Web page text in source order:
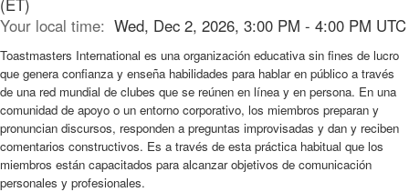
(ET)
Your local time: Wed, Dec 2, 2026, 3:00 PM - 4:00 PM UTC
Toastmasters International es una organización educativa sin fines de lucro
que genera confianza y enseña habilidades para hablar en público a través
de una red mundial de clubes que se reúnen en línea y en persona. En una
comunidad de apoyo o un entorno corporativo, los miembros preparan y
pronuncian discursos, responden a preguntas improvisadas y dan y reciben
comentarios constructivos. Es a través de esta práctica habitual que los
miembros están capacitados para alcanzar objetivos de comunicación
personales y profesionales.